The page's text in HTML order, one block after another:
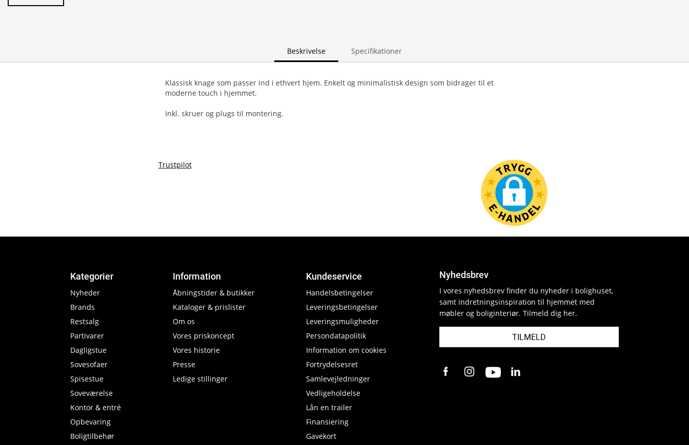
Beskrivelse Specifikationer
Klassisk knage som passer ind i ethvert hjem. Enkelt og minimalistisk design som bidrager til et
moderne touch i hjemmet.
Inkl. skruer og plugs til montering.
Trustpilot
Kategorier
Nyheder
Brands
Restsalg
Partivarer
Dagligstue
Sovesofaer
Spisestue
Soveværelse
Kontor & entré
Opbevaring
Boligtilbehør
Information
Åbningstider & butikker
Kataloger & prislister
Om os
Vores priskoncept
Vores historie
Presse
Ledige stillinger
Kundeservice
Handelsbetingelser
Leveringsbetingelser
Leveringsmuligheder
Persondatapolitik
Information om cookies
Fortrydelsesret
Samlevejledninger
Vedligeholdelse
Lån en trailer
Finansiering
Gavekort
Nyhedsbrev
I vores nyhedsbrev finder du nyheder i bolighuset,
samt indretningsinspiration til hjemmet med
møbler og boliginteriør. Tilmeld dig her.
TILMELD